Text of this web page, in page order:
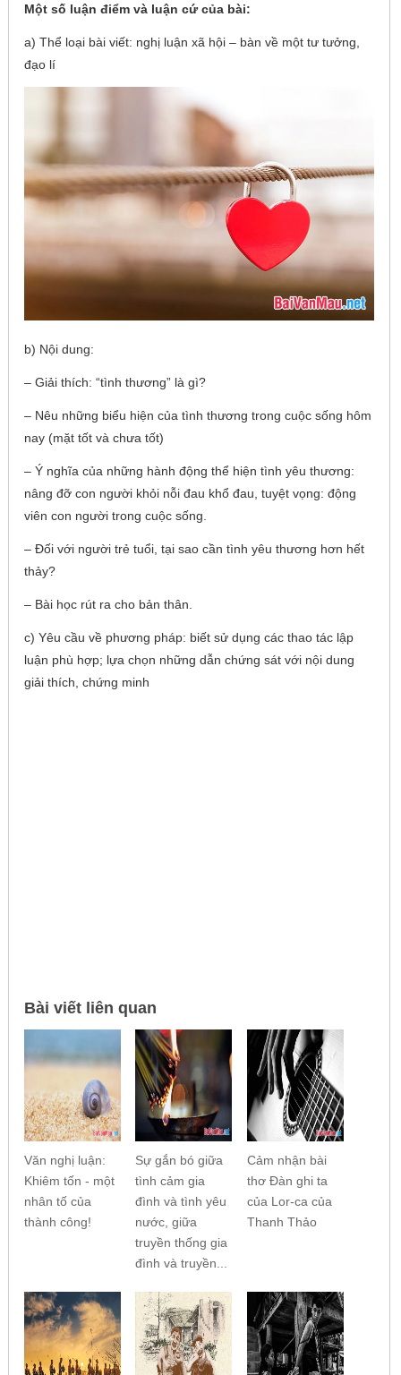
Một số luận điểm và luận cứ của bài:
a) Thể loại bài viết: nghị luận xã hội – bàn về một tư tưởng,
đạo lí
b) Nội dung:
– Giải thích: “tình thương” là gì?
– Nêu những biểu hiện của tình thương trong cuộc sống hôm
nay (mặt tốt và chưa tốt)
– Ý nghĩa của những hành động thể hiện tình yêu thương:
nâng đỡ con người khỏi nỗi đau khổ đau, tuyệt vọng: động
viên con người trong cuộc sống.
– Đối với người trẻ tuổi, tại sao cần tình yêu thương hơn hết
thảy?
– Bài học rút ra cho bản thân.
c) Yêu cầu về phương pháp: biết sử dụng các thao tác lập
luận phù hợp; lựa chọn những dẫn chứng sát với nội dung
giải thích, chứng minh
Bài viết liên quan
Văn nghị luận:
Khiêm tốn - một
nhân tố của
thành công!
Sự gắn bó giữa
tình cảm gia
đình và tình yêu
nước, giữa
truyền thống gia
đình và truyền...
Cảm nhận bài
thơ Đàn ghi ta
của Lor-ca của
Thanh Thảo